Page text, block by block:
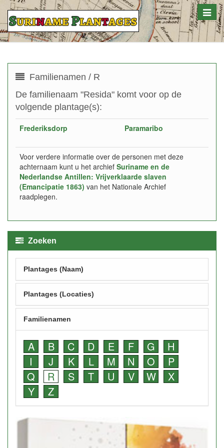
Toggle
Familienamen / R
De familienaam "Resida" komt voor op de
volgende plantage(s):
Frederiksdorp Paramaribo
Voor verdere informatie over de personen met deze
achternaam kunt u het archief Suriname en de
Nederlandse Antillen: Vrijverklaarde slaven
(Emancipatie 1863) van het Nationale Archief
raadplegen.
Zoeken
Plantages (Naam)
Plantages (Locaties)
Familienamen
A B C D E F G
H
I
J K L M N O
P
Q
R S T U V W
X
Y
Z